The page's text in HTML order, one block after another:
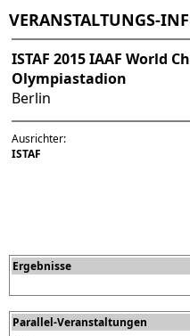
VERANSTALTUNGS-
ISTAF 2015 IAAF World
Olympiastadion
Berlin
Ausrichter:
ISTAF
Ergebnisse
Parallel-Veranstaltungen